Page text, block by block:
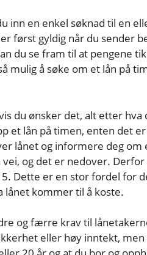
inn en enkel søknad til en
først gyldig når du sender
du se fram til at pengene
mulig å søke om et lån på
du ønsker det, alt etter hva
et lån på timen, enten det
lånet og informere deg om
og det er nedover.
Dette er en stor fordel for
kommer til å koste.
og færre krav til
eller høy inntekt,